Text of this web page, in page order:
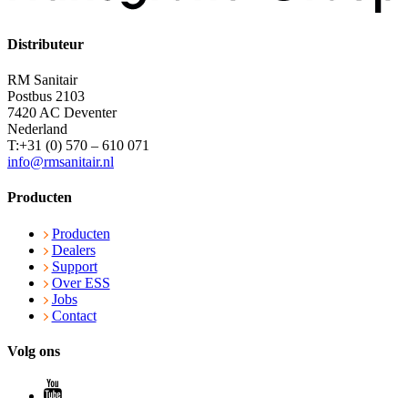
Distributeur
RM Sanitair
Postbus 2103
7420 AC Deventer
Nederland
T:+31 (0) 570 – 610 071
info@rmsanitair.nl
Producten
Producten
Dealers
Support
Over ESS
Jobs
Contact
Volg ons